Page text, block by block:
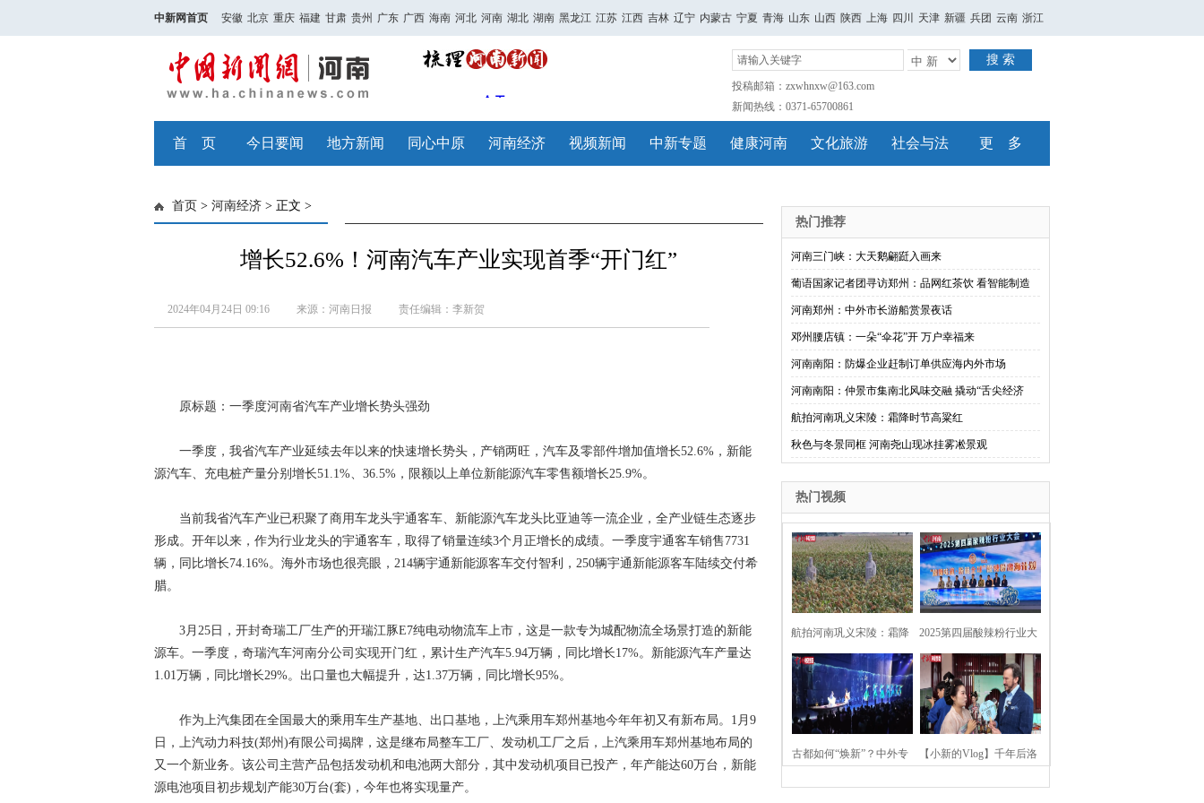
中新网首页 安徽 北京 重庆 福建 甘肃 贵州 广东 广西 海南 河北 河南 湖北 湖南 黑龙江 江苏 江西 吉林 辽宁 内蒙古 宁夏 青海 山东 山西 陕西 上海 四川 天津 新疆 兵团 云南 浙江
搜 索
投稿邮箱：zxwhnxw@163.com
新闻热线：0371-65700861
首 页 今日要闻 地方新闻 同心中原 河南经济 视频新闻 中新专题 健康河南 文化旅游 社会与法 更 多
首页 > 河南经济 > 正文 >
增长52.6%！河南汽车产业实现首季“开门红”
2024年04月24日 09:16 来源：河南日报 责任编辑：李新贺
原标题：一季度河南省汽车产业增长势头强劲
一季度，我省汽车产业延续去年以来的快速增长势头，产销两旺，汽车及零部件增加值增长52.6%，新能
源汽车、充电桩产量分别增长51.1%、36.5%，限额以上单位新能源汽车零售额增长25.9%。
当前我省汽车产业已积聚了商用车龙头宇通客车、新能源汽车龙头比亚迪等一流企业，全产业链生态逐步
形成。开年以来，作为行业龙头的宇通客车，取得了销量连续3个月正增长的成绩。一季度宇通客车销售7731
辆，同比增长74.16%。海外市场也很亮眼，214辆宇通新能源客车交付智利，250辆宇通新能源客车陆续交付希
腊。
3月25日，开封奇瑞工厂生产的开瑞江豚E7纯电动物流车上市，这是一款专为城配物流全场景打造的新能
源车。一季度，奇瑞汽车河南分公司实现开门红，累计生产汽车5.94万辆，同比增长17%。新能源汽车产量达
1.01万辆，同比增长29%。出口量也大幅提升，达1.37万辆，同比增长95%。
作为上汽集团在全国最大的乘用车生产基地、出口基地，上汽乘用车郑州基地今年年初又有新布局。1月9
日，上汽动力科技(郑州)有限公司揭牌，这是继布局整车工厂、发动机工厂之后，上汽乘用车郑州基地布局的
又一个新业务。该公司主营产品包括发动机和电池两大部分，其中发动机项目已投产，年产能达60万台，新能
源电池项目初步规划产能30万台(套)，今年也将实现量产。
热门推荐
河南三门峡：大天鹅翩跹入画来
葡语国家记者团寻访郑州：品网红茶饮 看智能制造
河南郑州：中外市长游船赏景夜话
邓州腰店镇：一朵“伞花”开 万户幸福来
河南南阳：防爆企业赶制订单供应海内外市场
河南南阳：仲景市集南北风味交融 撬动“舌尖经济
航拍河南巩义宋陵：霜降时节高粱红
秋色与冬景同框 河南尧山现冰挂雾凇景观
热门视频
航拍河南巩义宋陵：霜降
时节高粱红
2025第四届酸辣粉行业大
会在河南开封举行
古都如何“焕新”？中外专 【小新的Vlog】千年后洛